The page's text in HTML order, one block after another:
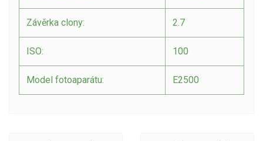
Závěrka clony: 2.7
ISO: 100
Model fotoaparátu: E2500